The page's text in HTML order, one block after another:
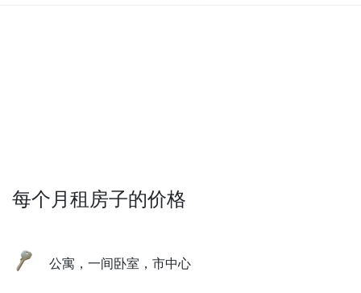
每个月租房子的价格
公寓，一间卧室，市中心